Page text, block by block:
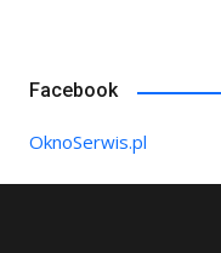
Facebook
OknoSerwis.pl